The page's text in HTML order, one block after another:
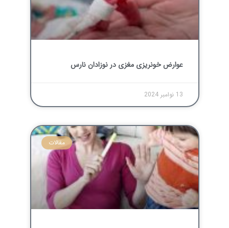
عوارض خونریزی مغزی در نوزادان نارس
13 نوامبر 2024
مقالات